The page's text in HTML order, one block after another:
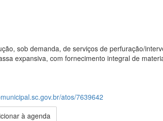
sob demanda, de serviços de perfuração/
expansiva, com fornecimento integral de
atos/7639642
à agenda